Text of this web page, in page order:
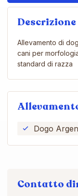
Descrizione
Allevamento di
cani per
standard di razza
Dogo
Contatto